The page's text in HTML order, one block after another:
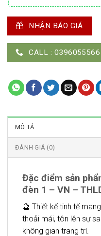
NHẬN BÁO GIÁ
CALL : 0396055566
MÔ TẢ
ĐÁNH GIÁ (0)
Đặc điểm sản
đèn 1 – VN –
🔮 Thiết kế tinh tế
thoải mái, tôn lên sự
không gian trang trí.